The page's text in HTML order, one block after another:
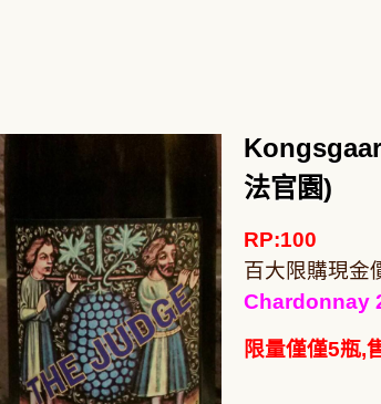
法官園)
RP:100
百大限購現金
Chardonnay
限量僅僅5瓶,